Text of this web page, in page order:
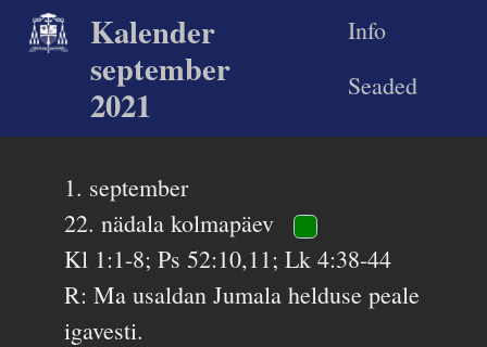
Kalender
september
2021
Info
Seaded
1. september
22. nädala kolmapäev
Kl 1:1-8; Ps 52:10,11; Lk 4:38-44
R: Ma usaldan Jumala helduse peale
igavesti.